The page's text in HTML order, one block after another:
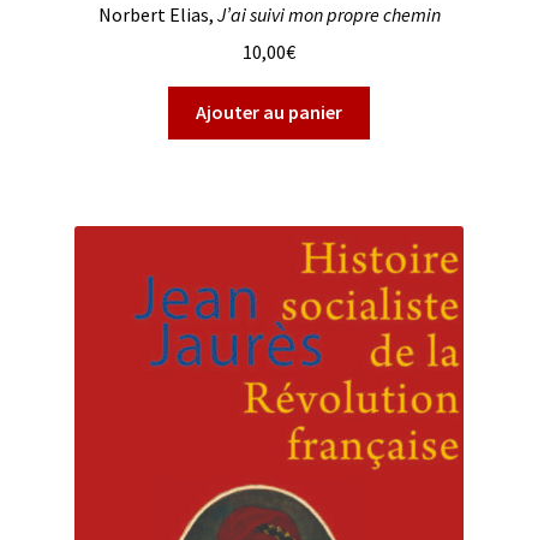
Norbert Elias, J’ai suivi mon propre chemin
10,00€
Ajouter au panier